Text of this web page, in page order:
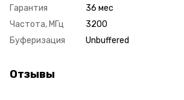
Гарантия
36 мес
Частота, МГц
3200
Буферизация
Unbuffered
Отзывы